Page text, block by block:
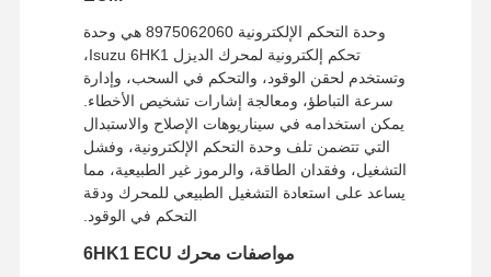
وحدة التحكم الإلكترونية 8975062060 هي وحدة
تحكم إلكترونية لمحرك الديزل Isuzu 6HK1،
وتستخدم لحقن الوقود، والتحكم في السحب، وإدارة
سرعة التباطؤ، ومعالجة إشارات تشخيص الأخطاء.
يمكن استخدامه في سيناريوهات الإصلاح والاستبدال
التي تتضمن تلف وحدة التحكم الإلكترونية، وفشل
التشغيل، وفقدان الطاقة، والرموز غير الطبيعية، مما
يساعد على استعادة التشغيل الطبيعي للمحرك ودقة
التحكم في الوقود.
مواصفات محرك 6HK1 ECU